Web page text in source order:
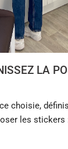
LA
choisie,
les stickers